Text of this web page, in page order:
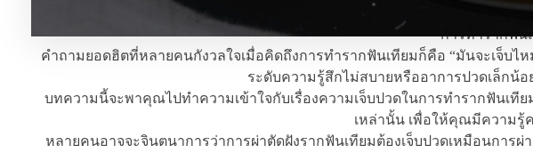
การทำรากฟัน
คำถามยอดฮิตที่หลายคนกังวลใจเมื่อคิดถึงการทำรากฟันเทียมก็คือ “มันจะเจ็บไ
ระดับความรู้สึกไม่สบายหรืออาการปวดเล็กน้
บทความนี้จะพาคุณไปทำความเข้าใจกับเรื่องความเจ็บปวดในการทำรากฟันเ
เหล่านั้น เพื่อให้คุณมีความรู้
หลายคนอาจจะจินตนาการว่าการผ่าตัดฝังรากฟันเทียมต้องเจ็บปวดเหมือนกา